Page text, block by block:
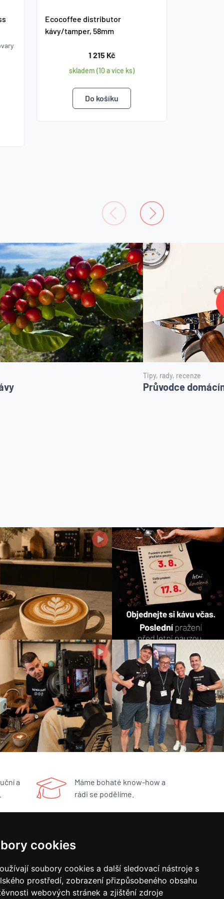
cookies
soubory cookies a další sledovací nástroje s
prostředí, zobrazení přizpůsobeného obsahu
webových stránek a zjištění zdroje
Ecocoffee distributor
kávy/tamper, 58mm
1 215 Kč
skladem (10 a více ks)
Tipy, rady, recenze
Průvodce
a
Máme bohaté know-how a
rádi se podělíme.
RYCHLÝ KONTAKT
Havlíčkovo náměstí 15/31
252 19 Rudná u Prahy
obchod@bunacafe.cz